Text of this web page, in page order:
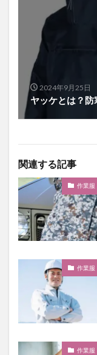
2024年9月25日
ヤッケとは？
関連する記事
作業服
作業服
作業服